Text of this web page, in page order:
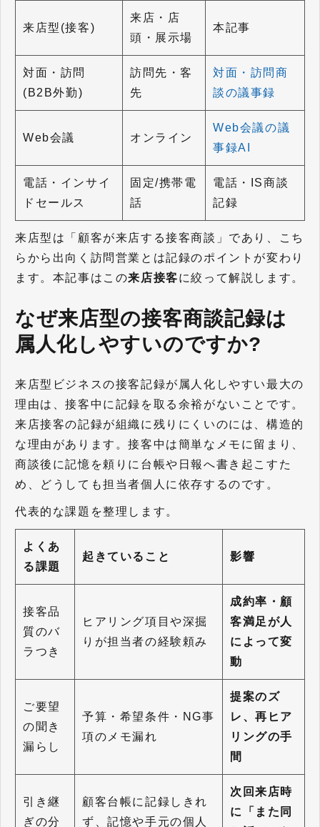
来店型(接客)
来店・店
頭・展示場
本記事
対面・訪問
(B2B外勤)
訪問先・客
先
対面・訪問商
談の議事録
Web会議 オンライン
Web会議の議
事録AI
電話・インサイ
ドセールス
固定/携帯電
話
電話・IS商談
記録
来店型は「顧客が来店する接客商談」であり、こち
らから出向く訪問営業とは記録のポイントが変わり
ます。本記事はこの来店接客に絞って解説します。
なぜ来店型の接客商談記録は
属人化しやすいのですか?
来店型ビジネスの接客記録が属人化しやすい最大の
理由は、接客中に記録を取る余裕がないことです。
来店接客の記録が組織に残りにくいのには、構造的
な理由があります。接客中は簡単なメモに留まり、
商談後に記憶を頼りに台帳や日報へ書き起こすた
め、どうしても担当者個人に依存するのです。
代表的な課題を整理します。
よくあ
る課題
起きていること 影響
接客品
質のバ
ラつき
ヒアリング項目や深掘
りが担当者の経験頼み
成約率・顧
客満足が人
によって変
動
ご要望
の聞き
漏らし
予算・希望条件・NG事
項のメモ漏れ
提案のズ
レ、再ヒア
リングの手
間
引き継
ぎの分
顧客台帳に記録しきれ
ず、記憶や手元の個人
次回来店時
に「また同